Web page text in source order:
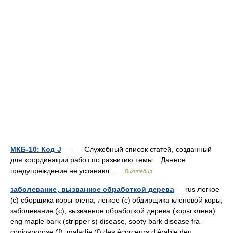
МКБ-10: Код J — Служебный список статей, созданный
для координации работ по развитию темы. Данное
предупреждение не устанавл …
Википедия
заболевание, вызванное обработкой дерева — rus легкое
(с) сборщика коры клена, легкое (с) обдирщика кленовой коры;
заболевание (с), вызванное обработкой дерева (коры клена)
eng maple bark (stripper s) disease, sooty bark disease fra